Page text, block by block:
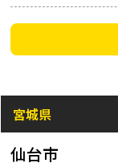
宮城県
仙台市